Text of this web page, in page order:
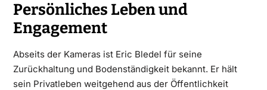
Persönliches Leben und
Engagement
Abseits der Kameras ist Eric Bledel für seine
Zurückhaltung und Bodenständigkeit bekannt. Er hält
sein Privatleben weitgehend aus der Öffentlichkeit